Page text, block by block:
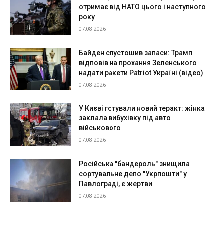
отримає від НАТО цього і наступного
року
07.08.2026
Байден спустошив запаси: Трамп
відповів на прохання Зеленського
надати ракети Patriot Україні (відео)
07.08.2026
У Києві готували новий теракт: жінка
заклала вибухівку під авто
військового
07.08.2026
Російська "бандероль" знищила
сортувальне депо "Укрпошти" у
Павлограді, є жертви
07.08.2026